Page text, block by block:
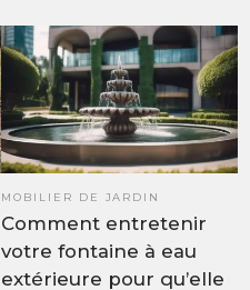
MOBILIER DE JARDIN
Comment entretenir
votre fontaine à eau
extérieure pour qu’elle